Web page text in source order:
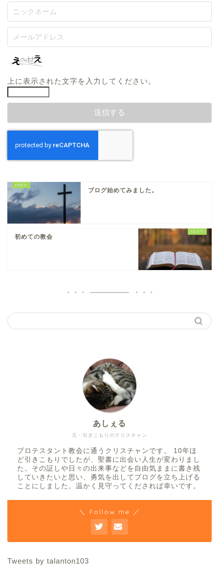
上に表示された文字を入力してください。
ブログ始めてみました。
初めての教会
元・引きこもりのクリスチャン
あしぇる
プロテスタント教会に通うクリスチャンです。 10年ほ
ど引きこもりでしたが、聖書に出会い人生が変わりまし
た。その証しや日々の出来事などを自由気ままに書き残
していきたいと思い、勇気を出してブログを立ち上げる
ことにしました。温かく見守ってくだされば幸いです。
＼ Follow me ／
Tweets by talanton103